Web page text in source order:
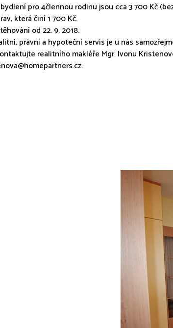
pro 4člennou rodinu jsou cca 3 700 Kč
která činí 1 700 Kč.
od 22. 9. 2018.
právní a hypoteční servis je u nás
realitního makléře Mgr. Ivonu
.